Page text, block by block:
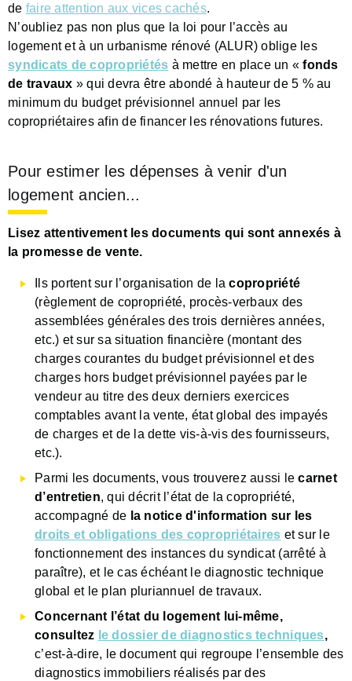
de faire attention aux vices cachés.
N’oubliez pas non plus que la loi pour l’accès au
logement et à un urbanisme rénové (ALUR) oblige les
syndicats de copropriétés à mettre en place un «fonds
de travaux » qui devra être abondé à hauteur de 5 % au
minimum du budget prévisionnel annuel par les
copropriétaires afin de financer les rénovations futures.
Pour estimer les dépenses à venir d'un
logement ancien...
Lisez attentivement les documents qui sont annexés à
la promesse de vente.
Ils portent sur l’organisation de lacopropriété
(règlement de copropriété, procès-verbaux des
assemblées générales des trois dernières années,
etc.) et sur sa situation financière (montant des
charges courantes du budget prévisionnel et des
charges hors budget prévisionnel payées par le
vendeur au titre des deux derniers exercices
comptables avant la vente, état global des impayés
de charges et de la dette vis-à-vis des fournisseurs,
etc.).
Parmi les documents, vous trouverez aussi lecarnet
d’entretien, qui décrit l’état de la copropriété,
accompagné de la notice d'information sur les
droits et obligations des copropriétaires et sur le
fonctionnement des instances du syndicat (arrêté à
paraître), et le cas échéant le diagnostic technique
global et le plan pluriannuel de travaux.
Concernant l’état du logement lui-même,
consultez le dossier de diagnostics techniques,
c’est-à-dire, le document qui regroupe l’ensemble des
diagnostics immobiliers réalisés par des